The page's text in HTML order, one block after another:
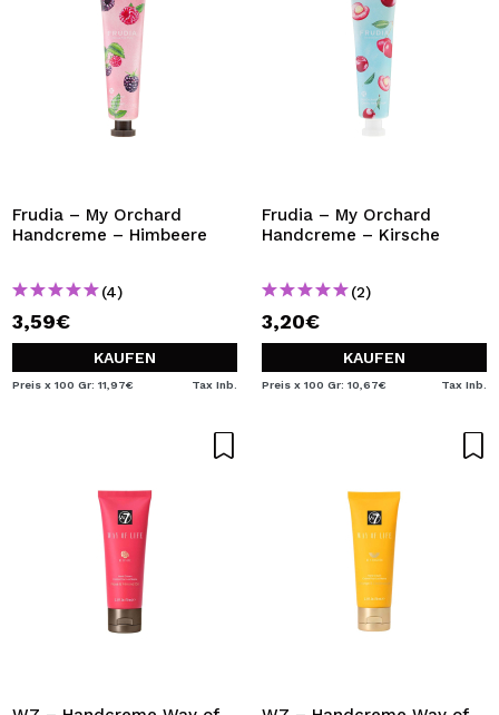
Frudia – My Orchard
Handcreme – Himbeere
(4)
3,59€
KAUFEN
Preis x 100 Gr: 11,97€ Tax Inb.
Frudia – My Orchard
Handcreme – Kirsche
(2)
3,20€
KAUFEN
Preis x 100 Gr: 10,67€ Tax Inb.